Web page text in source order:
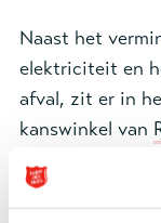
Naast het
elektriciteit en
afval, zit er in
kanswinkel van
tweedehands
gebruik van